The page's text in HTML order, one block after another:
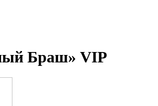
Браш» VIP